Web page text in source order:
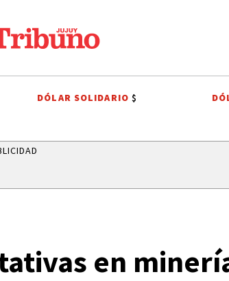
CRIMEN PRIMERA NACIONAL COMUNIDADES
DÓLAR SOLIDARIO$
en